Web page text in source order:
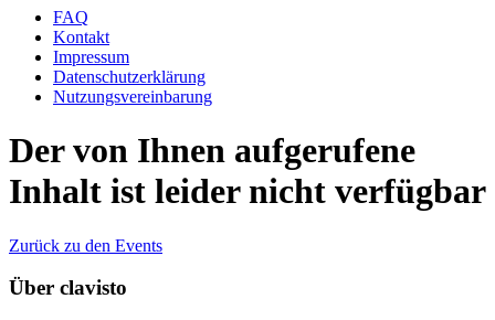
FAQ
Kontakt
Impressum
Datenschutzerklärung
Nutzungsvereinbarung
Der von Ihnen aufgerufene
Inhalt ist leider nicht verfügbar
Zurück zu den Events
Über clavisto